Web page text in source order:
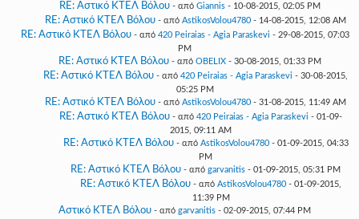
RE: Αστικό ΚΤΕΛ Βόλου - από Giannis - 10-08-2015, 02:05 PM
RE: Αστικό ΚΤΕΛ Βόλου - από AstikosVolou4780- 14-08-2015, 12:08 AM
RE: Αστικό ΚΤΕΛ Βόλου - από 420 Peiraias - Agia Paraskevi - 29-08-2015, 07:03
PM
RE: Αστικό ΚΤΕΛ Βόλου - από OBELIX - 30-08-2015, 01:33 PM
RE: Αστικό ΚΤΕΛ Βόλου - από 420 Peiraias - Agia Paraskevi - 30-08-2015,
05:25 PM
RE: Αστικό ΚΤΕΛ Βόλου - από AstikosVolou4780- 31-08-2015, 11:49 AM
RE: Αστικό ΚΤΕΛ Βόλου - από 420 Peiraias - Agia Paraskevi - 01-09-
2015, 09:11 AM
RE: Αστικό ΚΤΕΛ Βόλου - από AstikosVolou4780- 01-09-2015, 04:33
PM
RE: Αστικό ΚΤΕΛ Βόλου - από garvanitis - 01-09-2015, 05:31 PM
RE: Αστικό ΚΤΕΛ Βόλου - από AstikosVolou4780 - 01-09-2015,
11:39 PM
Αστικό ΚΤΕΛ Βόλου - από garvanitis - 02-09-2015, 07:44 PM